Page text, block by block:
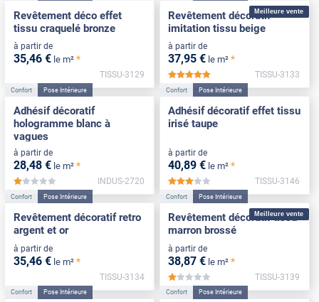
Revêtement déco effet
tissu craquelé bronze
à partir de
35,46 € le m² *
TISSU-3129
Meilleure vente
Revêtement décoratif
imitation tissu beige
à partir de
37,95 € le m² *
TISSU-3133
Confort Pose Intérieure
Adhésif décoratif
hologramme blanc à
vagues
à partir de
28,48 € le m² *
*****
INDUS-2720
Confort Pose Intérieure
Adhésif décoratif effet tissu
irisé taupe
à partir de
40,89 € le m² *
*****
TISSU-3146
Confort Pose Intérieure
Revêtement décoratif retro
argent et or
à partir de
35,46 € le m² *
TISSU-3134
Meilleure vente
Confort Pose Intérieure
Revêtement décoratif tissu
marron brossé
à partir de
38,87 € le m² *
*****
TISSU-3139
Confort Pose Intérieure Confort Pose Intérieure